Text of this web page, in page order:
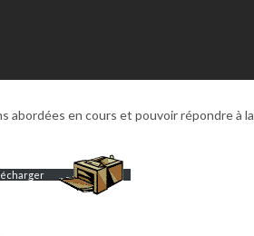
abordées en cours et pouvoir répondre à la